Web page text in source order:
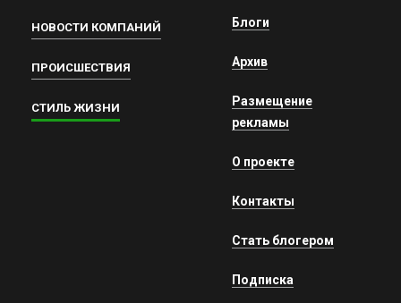
НОВОСТИ КОМПАНИЙ
ПРОИСШЕСТВИЯ
СТИЛЬ ЖИЗНИ
Блоги
Архив
Размещение
рекламы
О проекте
Контакты
Стать блогером
Подписка